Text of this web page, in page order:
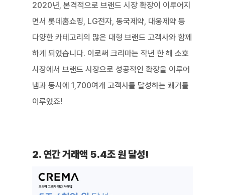
2020년, 본격적으로 브랜드 시장 확장이 이루어지
면서 롯데홈쇼핑, LG전자, 동국제약, 대웅제약 등
다양한 카테고리의 많은 대형 브랜드 고객사와 함께
하게 되었습니다. 이로써 크리마는 작년 한 해 소호
시장에서 브랜드 시장으로 성공적인 확장을 이루어
냄과 동시에 1,700여개 고객사를 달성하는 쾌거를
이루었죠!
2. 연간 거래액 5.4조 원 달성!